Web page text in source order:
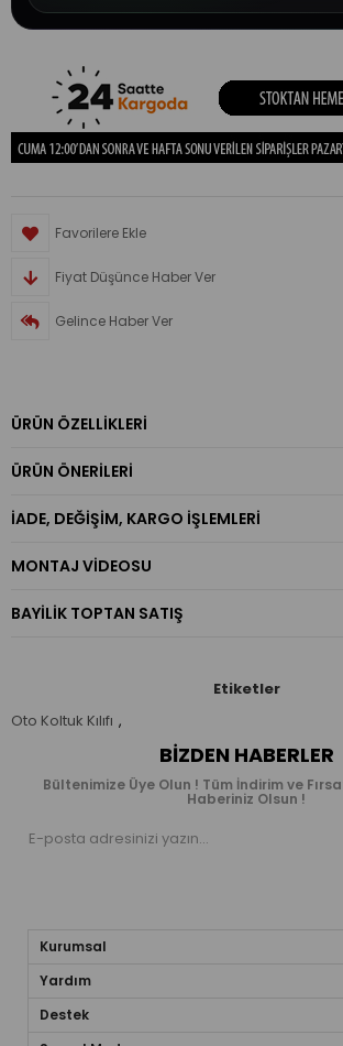
Favorilere Ekle
Fiyat Düşünce Haber Ver
Gelince Haber Ver
ÜRÜN ÖZELLIKLERI
ÜRÜN ÖNERILERI
İADE, DEĞIŞIM, KARGO İŞLEMLERI
MONTAJ VIDEOSU
BAYILIK TOPTAN SATIŞ
Etiketler
Oto Koltuk Kılıfı ,
BIZDEN HABERLER
Bültenimize Üye Olun ! Tüm İndirim ve
Haberiniz Olsun !
Kurumsal
Yardım
Destek